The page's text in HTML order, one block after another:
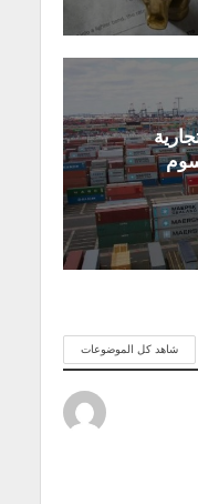
شاهد كل الموضوعات